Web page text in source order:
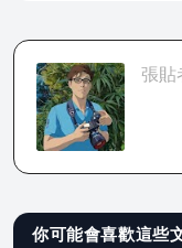
張貼
你可能會喜歡這些